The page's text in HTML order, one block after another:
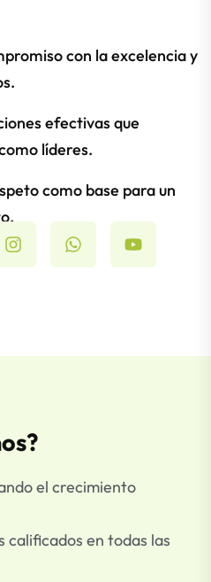
con la excelencia y
efectivas que
líderes.
como base para un
el crecimiento
en todas las